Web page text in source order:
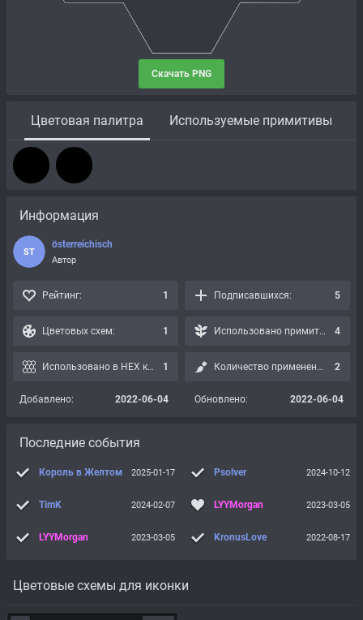
Скачать PNG
Цветовая палитра Используемые примитивы
Цветовые схемы для иконки
Информация
ST
österreichisch
Автор
Рейтинг: 1 Подписавшихся: 5
Цветовых схем: 1 Использовано примитивов: 4
Использовано в HEX картах: 1 Количество применений: 2
Добавлено: 2022-06-04 Обновлено: 2022-06-04
Последние события
Король в Желтом 2025-01-17 Psolver 2024-10-12
TimK 2024-02-07 LYYMorgan 2023-03-05
LYYMorgan 2023-03-05 KronusLove 2022-08-17